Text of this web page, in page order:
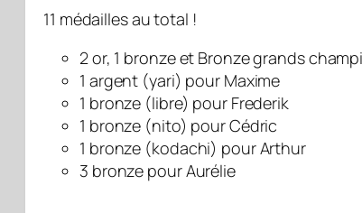
11 médailles au total !
2 or, 1 bronze et Bronze grands
1 argent (yari) pour Maxime
1 bronze (libre) pour Frederik
1 bronze (nito) pour Cédric
1 bronze (kodachi) pour Arthur
3 bronze pour Aurélie